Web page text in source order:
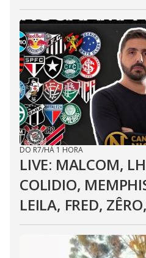
DO R7/HÁ 1 HORA
LIVE: MALCOM,
COLIDIO,
LEILA, FRED,